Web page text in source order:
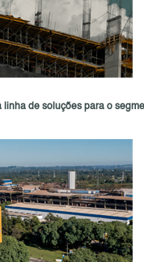
linha de soluções para o